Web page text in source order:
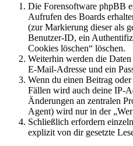
Die Forensoftware phpBB
Aufrufen des Boards
(zur Markierung dieser als
Benutzer-ID, ein
Cookies löschen“ löschen.
Weiterhin werden die
E-Mail-Adresse und ein
Wenn du einen Beitrag
Fällen wird auch deine IP-
Änderungen an zentralen
Agent) wird nur in der
Schließlich erfordern
explizit von dir gesetzte